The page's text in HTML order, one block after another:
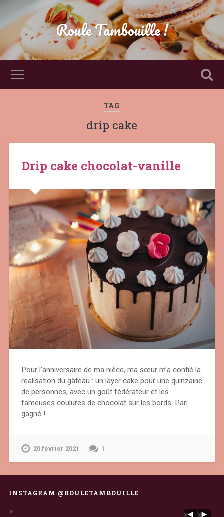
Roule Tambouille !
TAG
drip cake
Drip cake chocolat-vanille
Pour l’anniversaire de ma nièce, ma sœur m’a confié la
réalisation du gâteau : un layer cake pour une quinzaine
de personnes, avec un goût fédérateur et les
fameuses coulures de chocolat sur les bords. Pari
gagné !
20 février 2021 1
INSTAGRAM @ROULETAMBOUILLE